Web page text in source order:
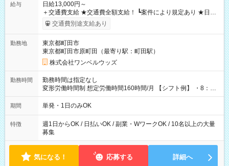
給与
日給13,000円～
＋交通費支給 ★交通費全額支給！ ┗案件により規定あり ★日払
いOK！（規定あり） ┗働いたその日に現金GET♪ お仕事後はコ
ンビニATMから 日払い分を引き落とせます！ 【試用期間】試
交通費別途支給あり
勤務地
東京都町田市
東京都町田市原町田（最寄り駅：町田駅）
株式会社ワンベルウッズ
勤務時間
勤務時間は指定なし
変形労働時間制 想定労働時間160時間/月 【シフト例】 ・8：00
～21：00
期間 単発・1日のみOK
特徴
週1日からOK / 日払いOK / 副業・WワークOK / 10名以上の大量
募集
気になる！ 応募する 詳細へ